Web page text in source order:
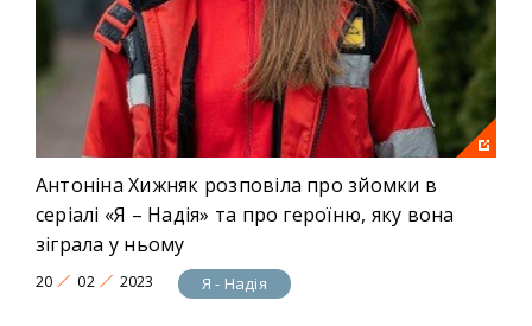
Антоніна Хижняк розповіла про зйомки в
серіалі «Я – Надія» та про героїню, яку вона
зіграла у ньому
20 02 2023 Я - Надія